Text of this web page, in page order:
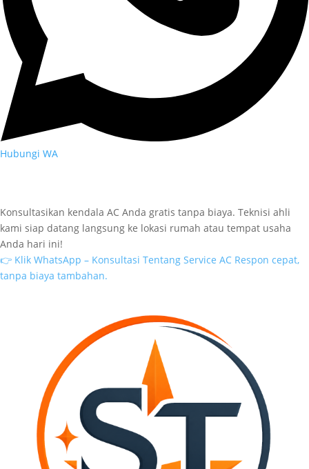
Hubungi WA
Konsultasikan kendala AC Anda gratis tanpa biaya. Teknisi ahli
kami siap datang langsung ke lokasi rumah atau tempat usaha
Anda hari ini!
👉 Klik WhatsApp – Konsultasi Tentang Service AC Respon cepat,
tanpa biaya tambahan.